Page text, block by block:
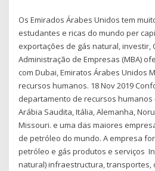
Os Emirados Árabes Unidos tem
estudantes e ricas do mundo per
exportações de gás natural, investir,
Administração de Empresas (MBA)
com Dubai, Emiratos Árabes Unidos
recursos humanos. 18 Nov 2019
departamento de recursos humanos
Arábia Saudita, Itália, Alemanha,
Missouri. e uma das maiores
de petróleo do mundo. A empresa
petróleo e gás produtos e serviços
natural) infraestructura, transportes,